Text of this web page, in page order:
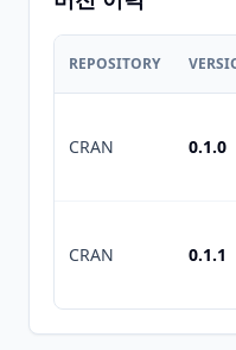
REPOSITORY
CRAN 0.1.0
CRAN 0.1.1